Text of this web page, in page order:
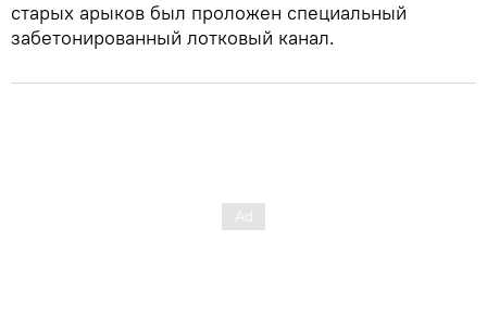
старых арыков был проложен специальный
забетонированный лотковый канал.